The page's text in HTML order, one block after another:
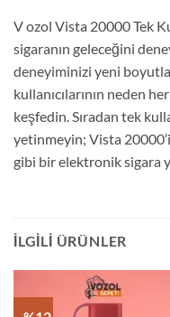
V ozol Vista 20000 Tek
sigaranın geleceğini
deneyiminizi yeni
kullanıcılarının neden
keşfedin. Sıradan tek
yetinmeyin; Vista
gibi bir elektronik sigara
İLGILI ÜRÜNLER